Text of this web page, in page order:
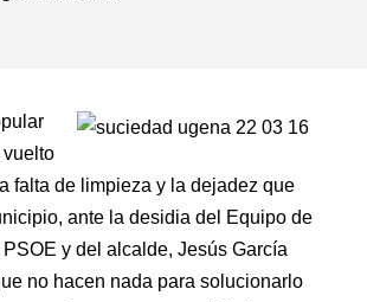
falta de limpieza y la dejadez que
ante la desidia del Equipo de
y del alcalde, Jesús García
no hacen nada para solucionarlo